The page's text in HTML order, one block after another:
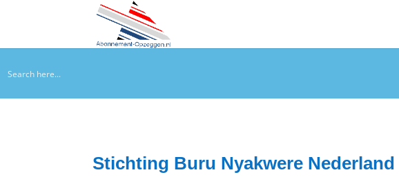
Stichting Buru Nyakwere Nederland